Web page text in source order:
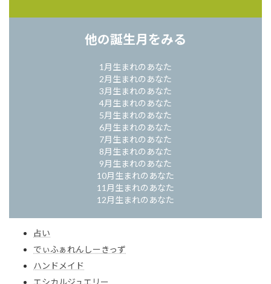
他の誕生月をみる
1月生まれのあなた
2月生まれのあなた
3月生まれのあなた
4月生まれのあなた
5月生まれのあなた
6月生まれのあなた
7月生まれのあなた
8月生まれのあなた
9月生まれのあなた
10月生まれのあなた
11月生まれのあなた
12月生まれのあなた
占い
でぃふぁれんしーきっず
ハンドメイド
エシカルジュエリー